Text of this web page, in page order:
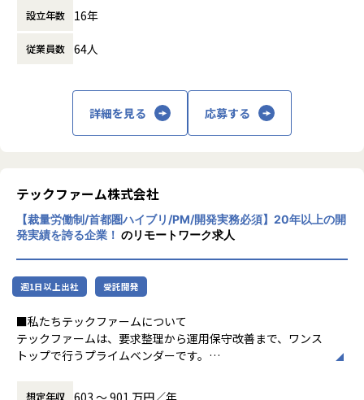
またバンドルカードはユーザーの「お金」にかかわるサービ
スのため、プロダクトの安定的な稼働を担保しながらも、い
かにスムーズな支払い体験をユーザーに提供できるかも重要
験を生み出していただきたいと考えています。
■募集背景
ド事業も今後さらなる事業拡大を行う予定です。
事業拡大に伴い開発速度を上げて改善サイクルを素早く回す
ことが必要です。
みもあり、快適なDeveloper Experienceで素早く改善を回せ
ているとは言い難いのが現状です。
この状況を改善しつつ、デザイナー陣と協調しながら一貫し
たUIを素早く提供できる仕組みを構築し、効率的に開発・運
用できる体制を確立するために、UIから運用最適化に至るま
で高いレベルで議論・開発できる方を探しております。
設立年数 16年
従業員数 64人
詳細を見る 応募する
テックファーム株式会社
【裁量労働制/首都圏ハイブリ/PM/開発実務必須】20年以上の開
発実績を誇る企業！ のリモートワーク求人
週1日以上出社 受託開発
■私たちテックファームについて
テックファームは、要求整理から運用保守改善まで、ワンス
トップで行うプライムベンダーです。
ービスを直接ヒアリング、提案、設計、開発を実施し、サー
想定年収 603 〜 901 万円／年